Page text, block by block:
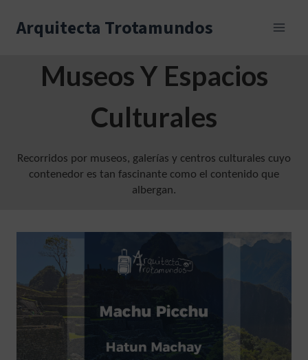
content
Arquitecta Trotamundos
Museos Y Espacios
Culturales
Recorridos por museos, galerías y centros culturales cuyo
contenedor es tan fascinante como el contenido que
albergan.